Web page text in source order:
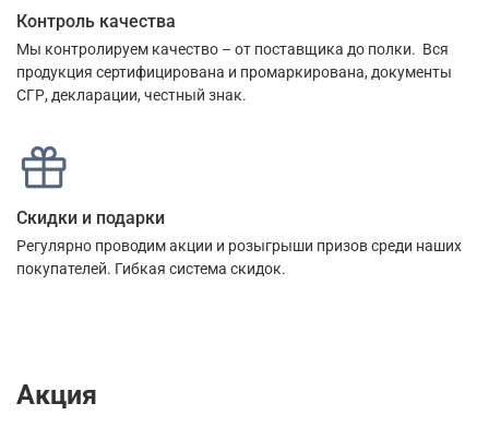
Контроль качества
Мы контролируем качество – от поставщика до полки. Вся
продукция сертифицирована и промаркирована, документы
СГР, декларации, честный знак.
Скидки и подарки
Регулярно проводим акции и розыгрыши призов среди наших
покупателей. Гибкая система скидок.
Акция